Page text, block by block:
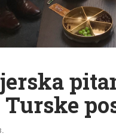
Turske